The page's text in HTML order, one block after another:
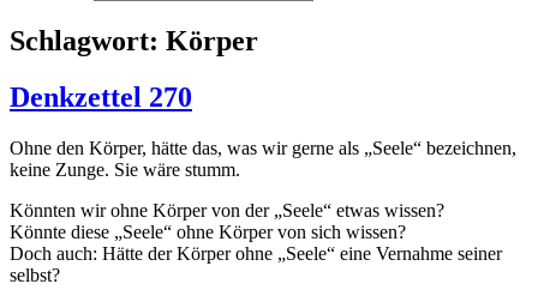
Schlagwort: Körper
Denkzettel 270
Oh­ne den Kör­per, hät­te das, was wir ger­ne als „See­le“ be­zeich­nen,
kei­ne Zun­ge. Sie wä­re stumm.
Könn­ten wir oh­ne Kör­per von der „See­le“ et­was wis­sen?
Könn­te die­se „See­le“ oh­ne Kör­per von sich wis­sen?
Doch auch: Hät­te der Kör­per oh­ne „See­le“ ei­ne Ver­nah­me sei­ner
selbst?